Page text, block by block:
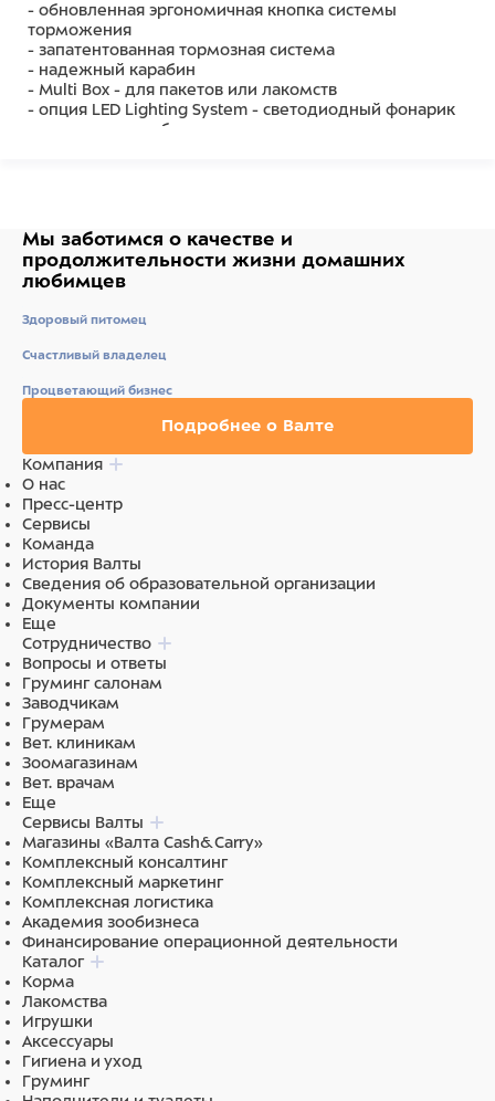
- обновленная эргономичная кнопка системы
торможения
- запатентованная тормозная система
- надежный карабин
- Multi Box - для пакетов или лакомств
- опция LED Lighting System - светодиодный фонарик
для повышения безопасности в темноте
выполнен из ударопрочного пластика.
Рулетка очень легка в применении, принесет вам
еще большую радость от моментов, проведенных с
Длина 8 м, цвет черный.
Мы заботимся о качестве и
продолжительности жизни домашних
любимцев
Здоровый питомец
Счастливый владелец
Процветающий бизнес
Подробнее о Валте
Компания
О нас
Пресс-центр
Сервисы
Команда
История Валты
Сведения об образовательной организации
Документы компании
Еще
Сотрудничество
Вопросы и ответы
Груминг салонам
Заводчикам
Грумерам
Вет. клиникам
Зоомагазинам
Вет. врачам
Еще
Сервисы Валты
Магазины «Валта Cash&Carry»
Комплексный консалтинг
Комплексный маркетинг
Комплексная логистика
Академия зообизнеса
Финансирование операционной деятельности
Каталог
Корма
Лакомства
Игрушки
Аксессуары
Гигиена и уход
Груминг